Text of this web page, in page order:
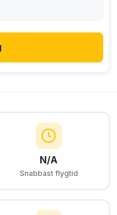
N/A
Snabbast flygtid